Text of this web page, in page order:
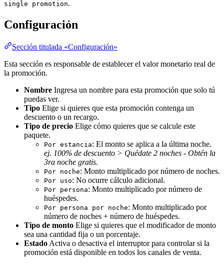
single promotion.
Configuración
Sección titulada «Configuración»
Esta sección es responsable de establecer el valor monetario real de
la promoción.
Nombre Ingresa un nombre para esta promoción que solo tú
puedas ver.
Tipo Elige si quieres que esta promoción contenga un
descuento o un recargo.
Tipo de precio Elige cómo quieres que se calcule este
paquete.
Por estancia: El monto se aplica a la última noche.
ej. 100% de descuento > Quédate 2 noches - Obtén la
3ra noche gratis.
Por noche: Monto multiplicado por número de noches.
Por uso: No ocurre cálculo adicional.
Por persona: Monto multiplicado por número de
huéspedes.
Por persona por noche: Monto multiplicado por
número de noches + número de huéspedes.
Tipo de monto Elige si quieres que el modificador de monto
sea una cantidad fija o un porcentaje.
Estado Activa o desactiva el interruptor para controlar si la
promoción está disponible en todos los canales de venta.